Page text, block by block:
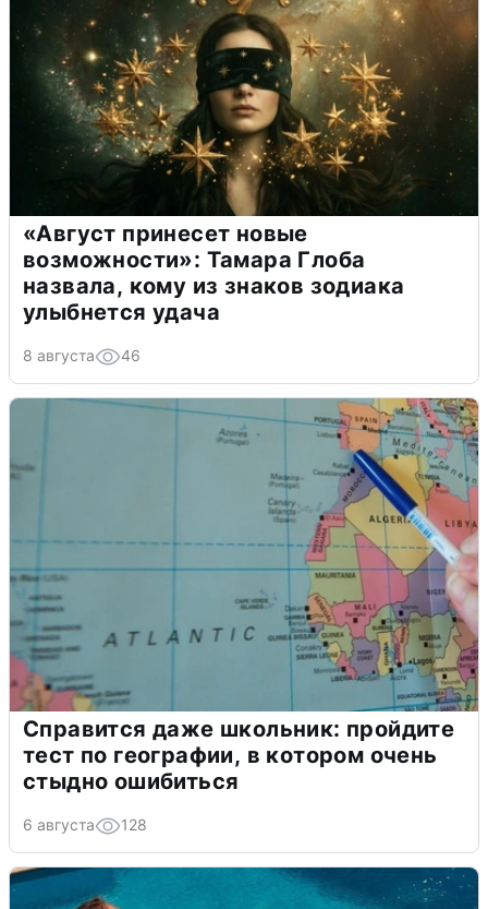
«Август принесет новые
возможности»: Тамара Глоба
назвала, кому из знаков зодиака
улыбнется удача
8 августа 46
Справится даже школьник: пройдите
тест по географии, в котором очень
стыдно ошибиться
6 августа 128